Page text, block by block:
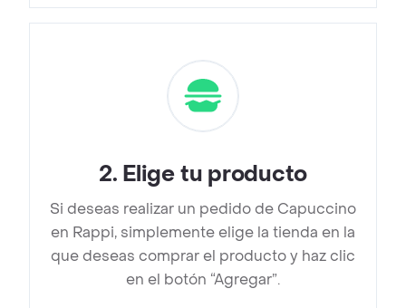
2. Elige tu producto
Si deseas realizar un pedido de Capuccino
en Rappi, simplemente elige la tienda en la
que deseas comprar el producto y haz clic
en el botón “Agregar”.